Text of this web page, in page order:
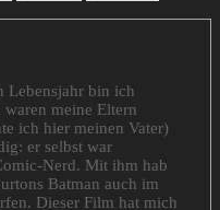
Lebensjahr bin ich
waren meine Eltern
ich hier meinen Vater)
er selbst war
Nerd. Mit ihm hab
Batman auch im
Dieser Film hat mich